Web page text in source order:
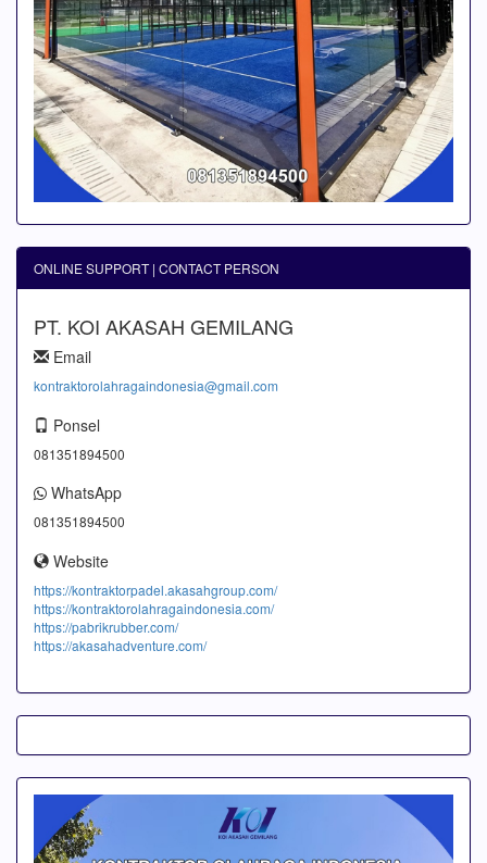
ONLINE SUPPORT | CONTACT PERSON
PT. KOI AKASAH GEMILANG
Email
kontraktorolahragaindonesia@gmail.com
Ponsel
081351894500
WhatsApp
081351894500
Website
https://kontraktorpadel.akasahgroup.com/
https://kontraktorolahragaindonesia.com/
https://pabrikrubber.com/
https://akasahadventure.com/